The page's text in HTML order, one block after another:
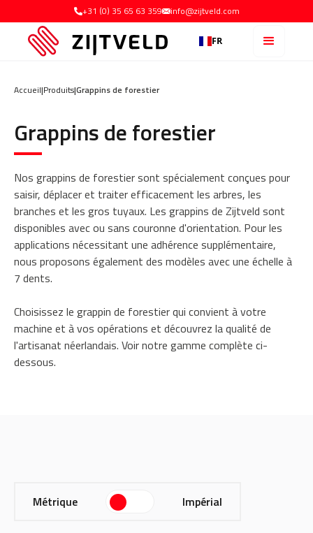
+31 (0) 35 65 63 359 info@zijtveld.com
FR
Accueil|Produits|Grappins de forestier
Grappins de forestier
Nos grappins de forestier sont spécialement conçues pour
saisir, déplacer et traiter efficacement les arbres, les
branches et les gros tuyaux. Les grappins de Zijtveld sont
disponibles avec ou sans couronne d'orientation. Pour les
applications nécessitant une adhérence supplémentaire,
nous proposons également des modèles avec une échelle à
7 dents.
Choisissez le grappin de forestier qui convient à votre
machine et à vos opérations et découvrez la qualité de
l'artisanat néerlandais. Voir notre gamme complète ci-
dessous.
Métrique Impérial